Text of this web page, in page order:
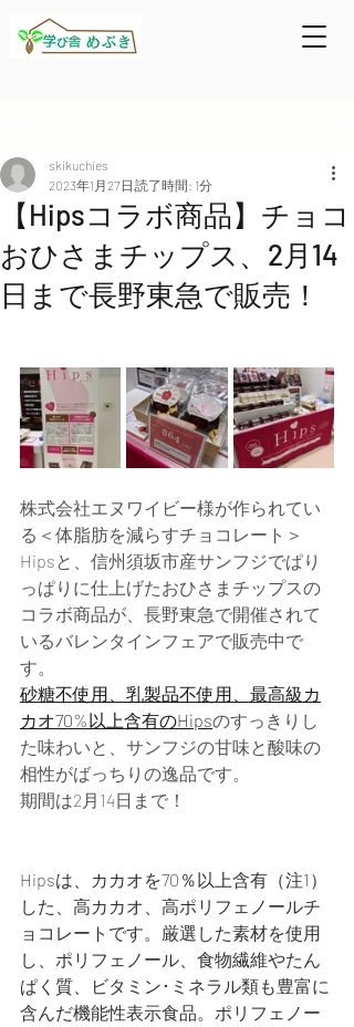
【Hipsコラボ商品】チョコ
おひさまチップス、2月14
日まで長野東急で販売！
skikuchies
2023年1月27日 読了時間: 1分
株式会社エヌワイビー様が作られてい
る＜体脂肪を減らすチョコレート＞
Hipsと、信州須坂市産サンフジでぱり
っぱりに仕上げたおひさまチップスの
コラボ商品が、長野東急で開催されて
いるバレンタインフェアで販売中で
す。
砂糖不使用、乳製品不使用、最高級カ
カオ70%以上含有のHipsのすっきりし
た味わいと、サンフジの甘味と酸味の
相性がばっちりの逸品です。
期間は2月14日まで！
Hipsは、カカオを70％以上含有（注1）
した、高カカオ、高ポリフェノールチ
ョコレートです。厳選した素材を使用
し、ポリフェノール、食物繊維やたん
ぱく質、ビタミン･ミネラル類も豊富に
含んだ機能性表示食品。ポリフェノー